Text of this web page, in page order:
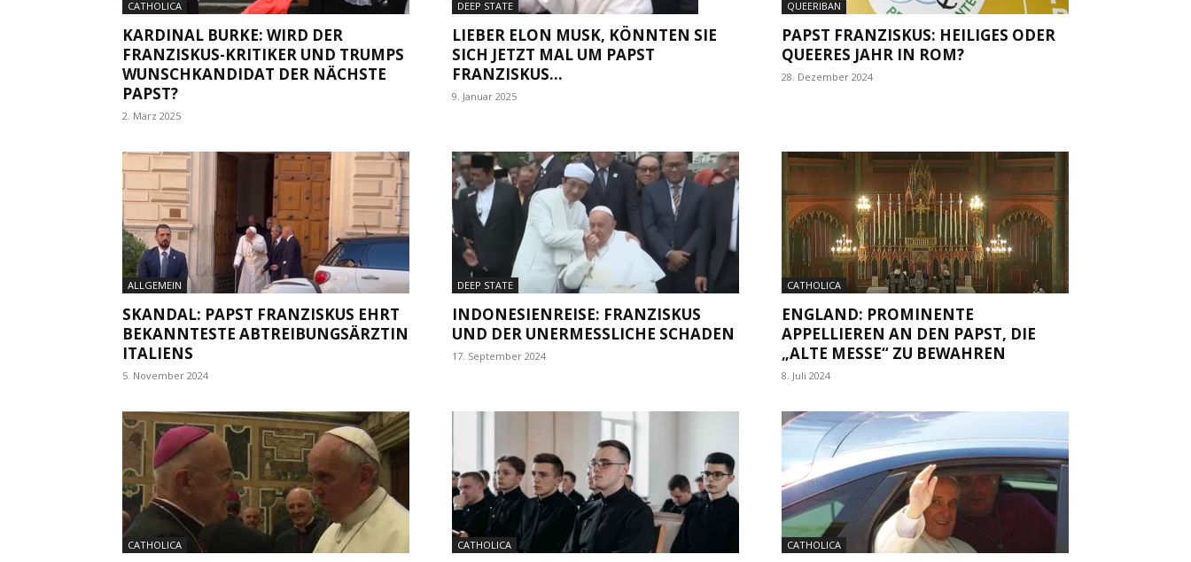
CATHOLICA
KARDINAL BURKE: WIRD DER
FRANZISKUS-KRITIKER UND TRUMPS
WUNSCHKANDIDAT DER NÄCHSTE
PAPST?
2. März 2025
DEEP STATE
LIEBER ELON MUSK, KÖNNTEN SIE
SICH JETZT MAL UM PAPST
FRANZISKUS...
9. Januar 2025
QUEERIBAN
PAPST FRANZISKUS: HEILIGES ODER
QUEERES JAHR IN ROM?
28. Dezember 2024
ALLGEMEIN
SKANDAL: PAPST FRANZISKUS EHRT
BEKANNTESTE ABTREIBUNGSÄRZTIN
ITALIENS
5. November 2024
DEEP STATE
INDONESIENREISE: FRANZISKUS
UND DER UNERMESSLICHE SCHADEN
17. September 2024
CATHOLICA
ENGLAND: PROMINENTE
APPELLIEREN AN DEN PAPST, DIE
„ALTE MESSE“ ZU BEWAHREN
8. Juli 2024
CATHOLICA CATHOLICA CATHOLICA